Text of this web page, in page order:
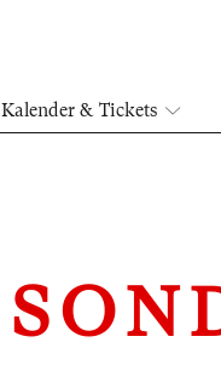
Kalender & Tickets